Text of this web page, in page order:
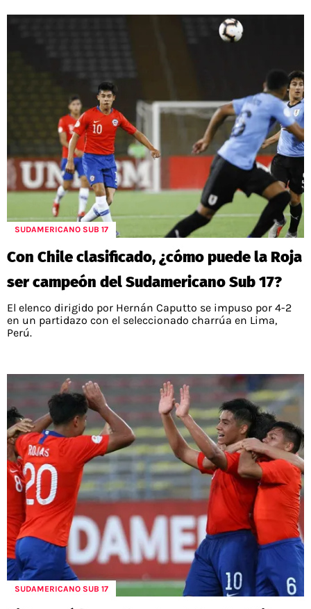
SUDAMERICANO SUB 17
Con Chile clasificado, ¿cómo puede la Roja
ser campeón del Sudamericano Sub 17?
El elenco dirigido por Hernán Caputto se impuso por 4-2
en un partidazo con el seleccionado charrúa en Lima,
Perú.
SUDAMERICANO SUB 17